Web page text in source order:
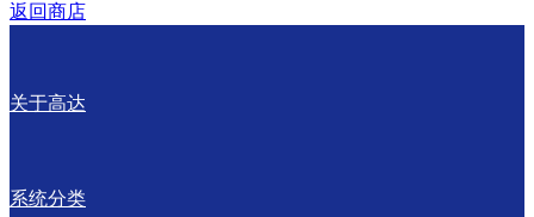
返回商店
关于高达
系统分类